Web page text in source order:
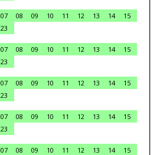
07 08 09 10 11 12 13 14
15
23
07 08 09 10 11 12 13 14
15
23
07 08 09 10 11 12 13 14
15
23
07 08 09 10 11 12 13 14
15
23
07 08 09 10 11 12 13 14
15